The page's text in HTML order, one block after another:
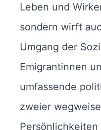
Leben und
sondern wirft
Umgang der
Emigrantinnen
umfassende
zweier